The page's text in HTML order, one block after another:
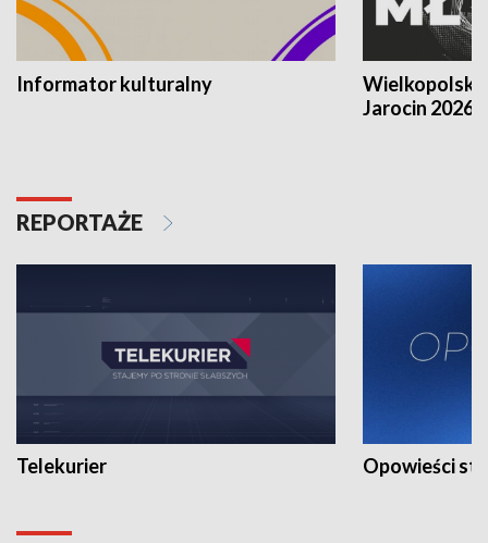
Informator kulturalny
Jarocin 2026
REPORTAŻE
Telekurier Opowieści